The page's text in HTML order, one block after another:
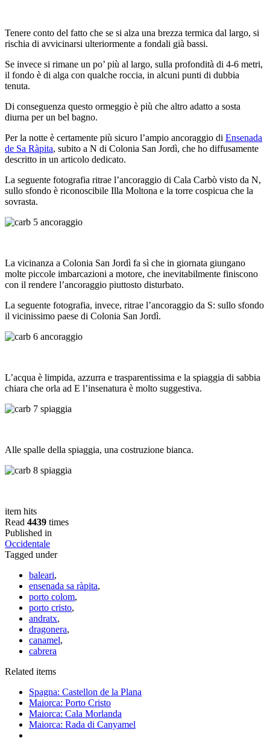
Tenere conto del fatto che se si alza una brezza termica dal largo, si
rischia di avvicinarsi ulteriormente a fondali già bassi.
Se invece si rimane un po’ più al largo, sulla profondità di 4-6 metri,
il fondo è di alga con qualche roccia, in alcuni punti di dubbia
tenuta.
Di conseguenza questo ormeggio è più che altro adatto a sosta
diurna per un bel bagno.
Per la notte è certamente più sicuro l’ampio ancoraggio di Ensenada
de Sa Ràpita, subito a N di Colonia San Jordì, che ho diffusamente
descritto in un articolo dedicato.
La seguente fotografia ritrae l’ancoraggio di Cala Carbò visto da N,
sullo sfondo è riconoscibile Illa Moltona e la torre cospicua che la
sovrasta.
La vicinanza a Colonia San Jordì fa sì che in giornata giungano
molte piccole imbarcazioni a motore, che inevitabilmente finiscono
con il rendere l’ancoraggio piuttosto disturbato.
La seguente fotografia, invece, ritrae l’ancoraggio da S: sullo sfondo
il vicinissimo paese di Colonia San Jordì.
L’acqua è limpida, azzurra e trasparentissima e la spiaggia di sabbia
chiara che orla ad E l’insenatura è molto suggestiva.
Alle spalle della spiaggia, una costruzione bianca.
item hits
Read 4439 times
Published in
Occidentale
Tagged under
baleari,
ensenada sa ràpita,
porto colom,
porto cristo,
andratx,
dragonera,
canamel,
cabrera
Related items
Spagna: Castellon de la Plana
Maiorca: Porto Cristo
Maiorca: Cala Morlanda
Maiorca: Rada di Canyamel